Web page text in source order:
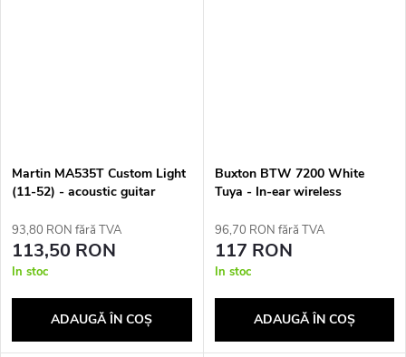
Martin MA535T Custom Light
(11-52) - acoustic guitar
93,80 RON fără TVA
113,50 RON
In stoc
ADAUGĂ ÎN COŞ
Buxton BTW 7200 White
Tuya - In-ear wireless
white
96,70 RON fără TVA
117 RON
In stoc
ADAUGĂ ÎN COŞ